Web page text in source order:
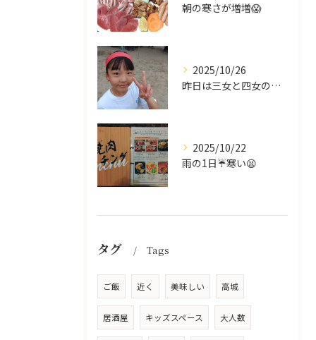
朝の寒さが増増😱
2025/10/26
昨日は三女と四女の運動会🥰
2025/10/22
雨の1日☔寒い😫
タグ Tags
ご飯 近く 美味しい 高城
居酒屋 キッズスペース 大人数